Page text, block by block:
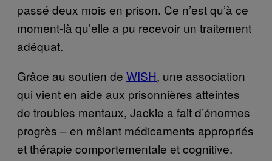
passé deux mois en prison. Ce n’est qu’à ce
moment-là qu’elle a pu recevoir un traitement
adéquat.
Grâce au soutien de WISH, une association
qui vient en aide aux prisonnières atteintes
de troubles mentaux, Jackie a fait d’énormes
progrès – en mêlant médicaments appropriés
et thérapie comportementale et cognitive.